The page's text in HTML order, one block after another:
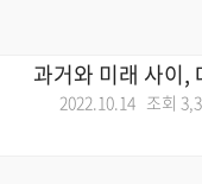
과거와 미래 사이,
2022.10.14 조회